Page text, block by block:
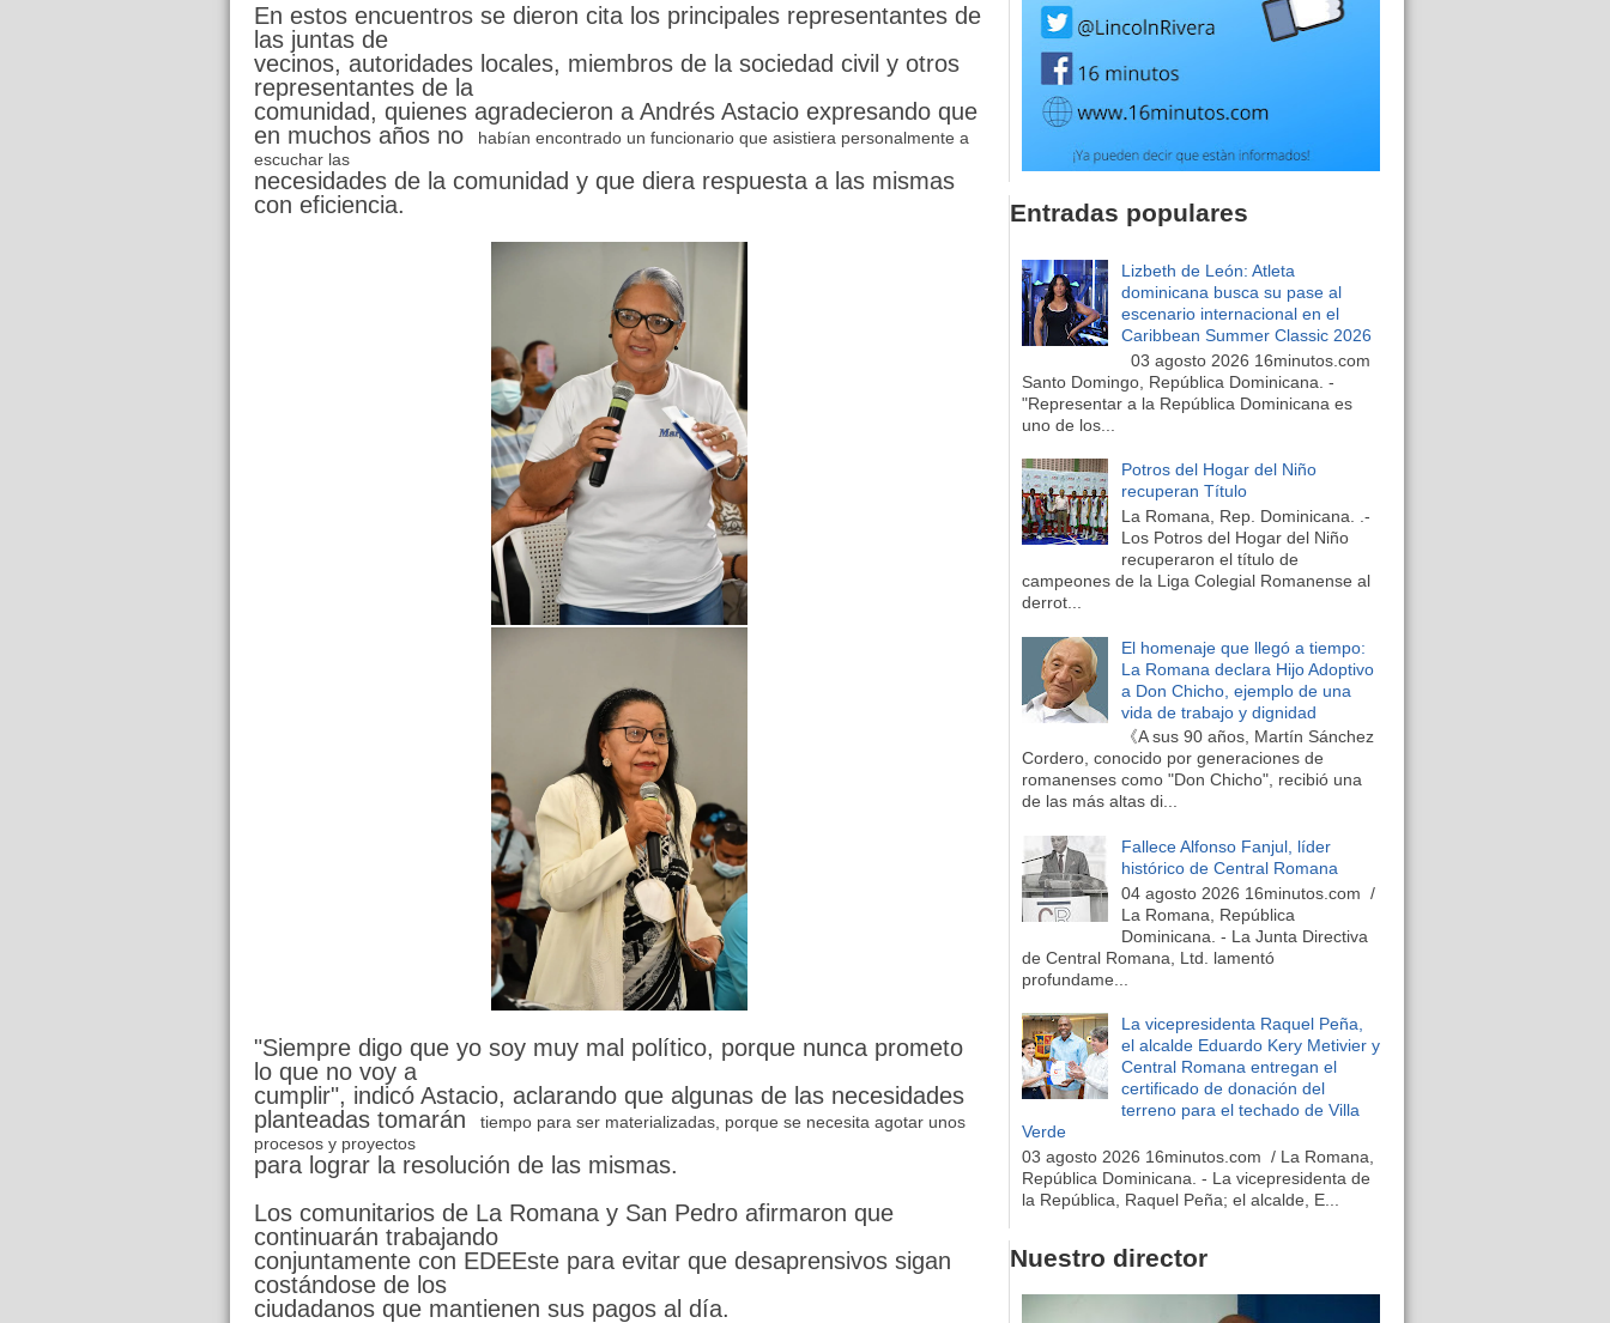
En estos encuentros se dieron cita los principales representantes de
las juntas de
vecinos, autoridades locales, miembros de la sociedad civil y otros
representantes de la
comunidad, quienes agradecieron a Andrés Astacio expresando que
en muchos años no
habían encontrado un funcionario que asistiera personalmente a
escuchar las
necesidades de la comunidad y que diera respuesta a las mismas
con eficiencia.
"Siempre digo que yo soy muy mal político, porque nunca prometo
lo que no voy a
cumplir", indicó Astacio, aclarando que algunas de las necesidades
planteadas tomarán
tiempo para ser materializadas, porque se necesita agotar unos
procesos y proyectos
para lograr la resolución de las mismas.
Los comunitarios de La Romana y San Pedro afirmaron que
continuarán trabajando
conjuntamente con EDEEste para evitar que desaprensivos sigan
costándose de los
ciudadanos que mantienen sus pagos al día.
Entradas populares
Lizbeth de León: Atleta
dominicana busca su pase al
escenario internacional en el
Caribbean Summer Classic 2026
03 agosto 2026 16minutos.com
Santo Domingo, República Dominicana. -
"Representar a la República Dominicana es
uno de los...
Potros del Hogar del Niño
recuperan Título
La Romana, Rep. Dominicana. .-
Los Potros del Hogar del Niño
recuperaron el título de
campeones de la Liga Colegial Romanense al
derrot...
El homenaje que llegó a tiempo:
La Romana declara Hijo Adoptivo
a Don Chicho, ejemplo de una
vida de trabajo y dignidad
《A sus 90 años, Martín Sánchez
Cordero, conocido por generaciones de
romanenses como "Don Chicho", recibió una
de las más altas di...
Fallece Alfonso Fanjul, líder
histórico de Central Romana
04 agosto 2026 16minutos.com /
La Romana, República
Dominicana. - La Junta Directiva
de Central Romana, Ltd. lamentó
profundame...
La vicepresidenta Raquel Peña,
el alcalde Eduardo Kery Metivier y
Central Romana entregan el
certificado de donación del
terreno para el techado de Villa
Verde
03 agosto 2026 16minutos.com / La Romana,
República Dominicana. - La vicepresidenta de
la República, Raquel Peña; el alcalde, E...
Nuestro director